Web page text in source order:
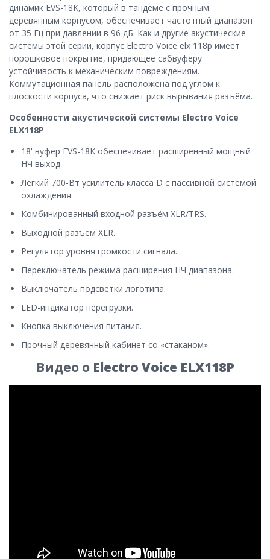
динамик EVS-18K, который в тандеме с прочным
деревянным корпусом, обеспечивает частотный диапазон
от 35 Гц при давлении в 96 дБ. Как и другие акустические
системы этой серии, корпус Electro Voice elx 118p имеет
порошковое покрытие, придающее сабвуферу
устойчивость к механическим повреждениям.
Коммутационная панель расположена под углом к
плоскости корпуса, что снижает риск вырывания разъёма.
Особенности акустической системы Electro Voice
ELX118P
18' вуфер EVS-18K обеспечивает расширенный мощный
НЧ выход.
Лёгкий 700-Вт усилитель класса D с пассивной системой
охлаждения.
Комбинированный входной разъём XLR/TRS.
Выходной разъём XLR.
Регулятор уровня громкости сигнала.
Переключатель режима расширения НЧ диапазона.
Выключатель подсветки логотипа.
LED-индикатор перегрузки.
Кнопка выключения питания.
Прочный деревянный кабинет со «стаканом».
Видео о Electro Voice ELX118P